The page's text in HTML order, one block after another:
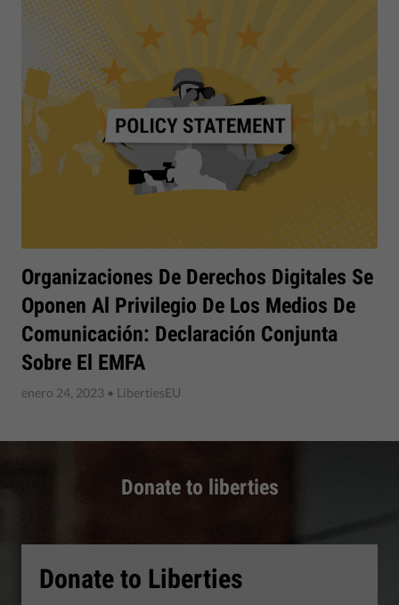
Organizaciones De Derechos Digitales Se
Oponen Al Privilegio De Los Medios De
Comunicación: Declaración Conjunta
Sobre El EMFA
enero 24, 2023 • LibertiesEU
Donate to liberties
Donate to Liberties